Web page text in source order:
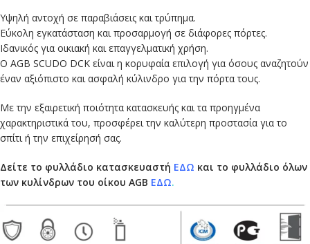
Υψηλή αντοχή σε παραβιάσεις και τρύπημα.
Εύκολη εγκατάσταση και προσαρμογή σε διάφορες πόρτες.
Ιδανικός για οικιακή και επαγγελματική χρήση.
Ο AGB SCUDO DCK είναι η κορυφαία επιλογή για όσους αναζητούν
έναν αξιόπιστο και ασφαλή κύλινδρο για την πόρτα τους.
Με την εξαιρετική ποιότητα κατασκευής και τα προηγμένα
χαρακτηριστικά του, προσφέρει την καλύτερη προστασία για το
σπίτι ή την επιχείρησή σας.
Δείτε το φυλλάδιο κατασκευαστή ΕΔΩ και το φυλλάδιο όλων
των κυλίνδρων του οίκου AGB ΕΔΩ.